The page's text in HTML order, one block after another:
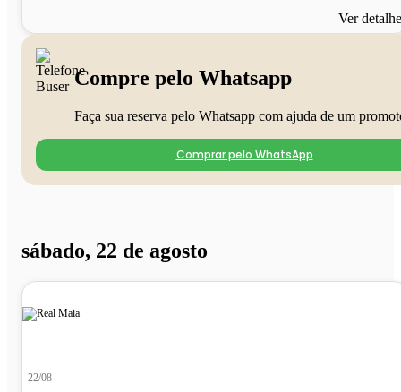
Ver
Compre pelo Whatsapp
Faça sua reserva pelo Whatsapp com ajuda de um
Comprar pelo WhatsApp
sábado, 22 de agosto
22/08